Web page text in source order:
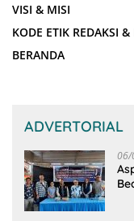
VISI & MISI
KODE ETIK REDAKSI
BERANDA
ADVERTORIAL
06/